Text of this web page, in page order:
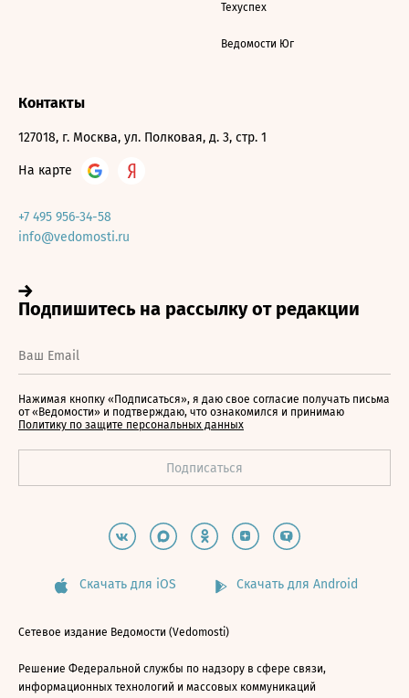
Техуспех
Ведомости Юг
Контакты
127018, г. Москва, ул. Полковая, д. 3, стр. 1
На карте
+7 495 956-34-58
info@vedomosti.ru
Нажимая кнопку «Подписаться», я даю свое согласие получать письма
от «Ведомости» и подтверждаю, что ознакомился и принимаю
Политику по защите персональных данных
Скачать для iOS Скачать для Android
Сетевое издание Ведомости (Vedomosti)
Решение Федеральной службы по надзору в сфере связи,
информационных технологий и массовых коммуникаций